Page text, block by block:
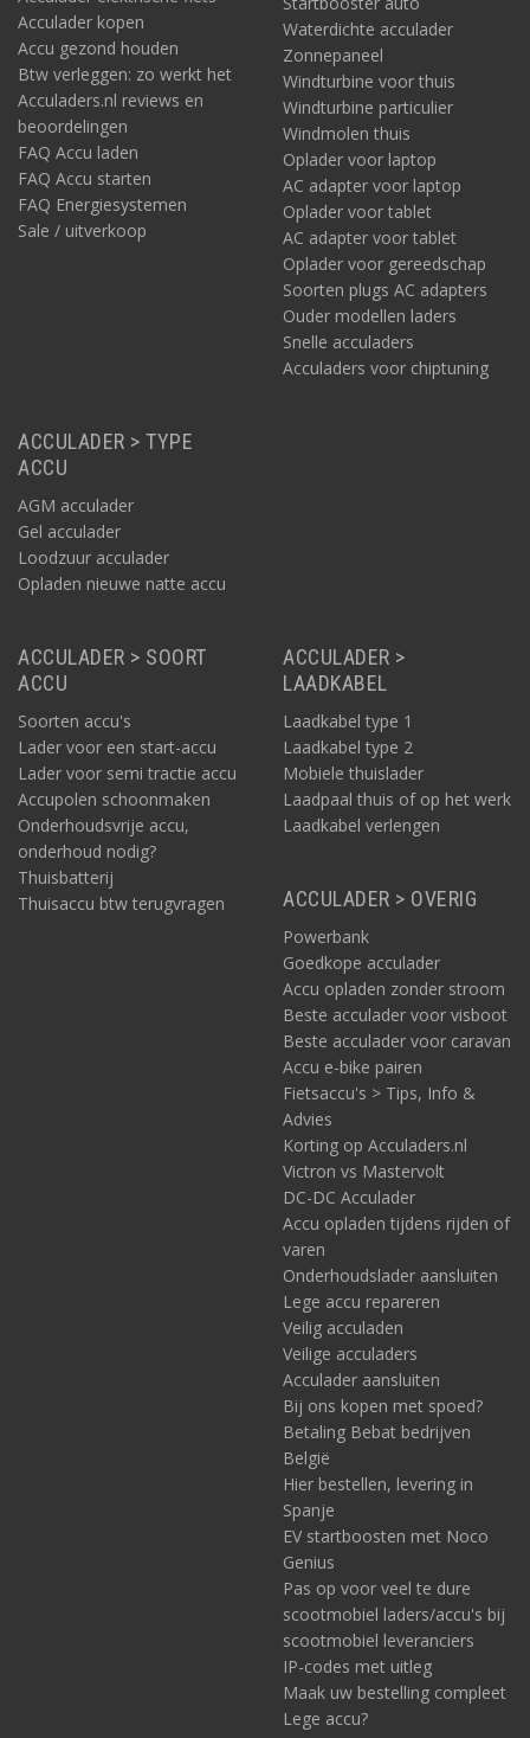
Acculader kopen
Accu gezond houden
Btw verleggen: zo werkt het
Acculaders.nl reviews en
beoordelingen
FAQ Accu laden
FAQ Accu starten
FAQ Energiesystemen
Sale / uitverkoop
Waterdichte acculader
Zonnepaneel
Windturbine voor thuis
Windturbine particulier
Windmolen thuis
Oplader voor laptop
AC adapter voor laptop
Oplader voor tablet
AC adapter voor tablet
Oplader voor gereedschap
Soorten plugs AC adapters
Ouder modellen laders
Snelle acculaders
Acculaders voor chiptuning
ACCULADER > TYPE
ACCU
AGM acculader
Gel acculader
Loodzuur acculader
Opladen nieuwe natte accu
ACCULADER > SOORT
ACCU
Soorten accu's
Lader voor een start-accu
Lader voor semi tractie accu
Accupolen schoonmaken
Onderhoudsvrije accu,
onderhoud nodig?
Thuisbatterij
Thuisaccu btw terugvragen
ACCULADER >
LAADKABEL
Laadkabel type 1
Laadkabel type 2
Mobiele thuislader
Laadpaal thuis of op het werk
Laadkabel verlengen
ACCULADER > OVERIG
Powerbank
Goedkope acculader
Accu opladen zonder stroom
Beste acculader voor visboot
Beste acculader voor caravan
Accu e-bike pairen
Fietsaccu's > Tips, Info &
Advies
Korting op Acculaders.nl
Victron vs Mastervolt
DC-DC Acculader
Accu opladen tijdens rijden of
varen
Onderhoudslader aansluiten
Lege accu repareren
Veilig acculaden
Veilige acculaders
Acculader aansluiten
Bij ons kopen met spoed?
Betaling Bebat bedrijven
België
Hier bestellen, levering in
Spanje
EV startboosten met Noco
Genius
Pas op voor veel te dure
scootmobiel laders/accu's bij
scootmobiel leveranciers
IP-codes met uitleg
Maak uw bestelling compleet
Lege accu?